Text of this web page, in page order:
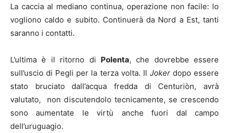
La caccia al mediano continua, operazione non facile: lo
vogliono caldo e subito. Continuerà da Nord a Est, tanti
saranno i contatti.
L’ultima è il ritorno di Polenta, che dovrebbe essere
sull’uscio di Pegli per la terza volta. Il Jokerdopo essere
stato bruciato dall’acqua fredda di Centuriòn, avrà
valutato, non discutendolo tecnicamente, se crescendo
sono aumentate le virtù anche fuori dal campo
dell’uruguagio.